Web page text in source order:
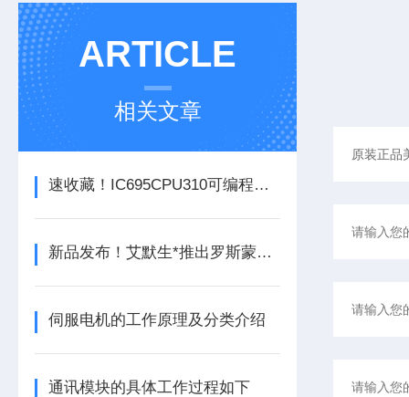
ARTICLE
相关文章
速收藏！IC695CPU310可编程逻辑控制器常见故障的解决方法分享
新品发布！艾默生*推出罗斯蒙特925FGD固定式气体检测器
伺服电机的工作原理及分类介绍
通讯模块的具体工作过程如下